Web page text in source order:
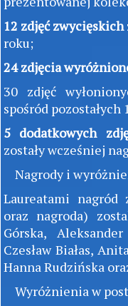
12 zdjęć zwycięskich
roku;
24 zdjęcia
30 zdjęć
spośród pozostałych
5 dodatkowych
zostały wcześniej
Nagrody i
Laureatami nagród
oraz nagroda)
Górska,
Czesław Białas,
Hanna Rudzińska
Wyróżnienia w